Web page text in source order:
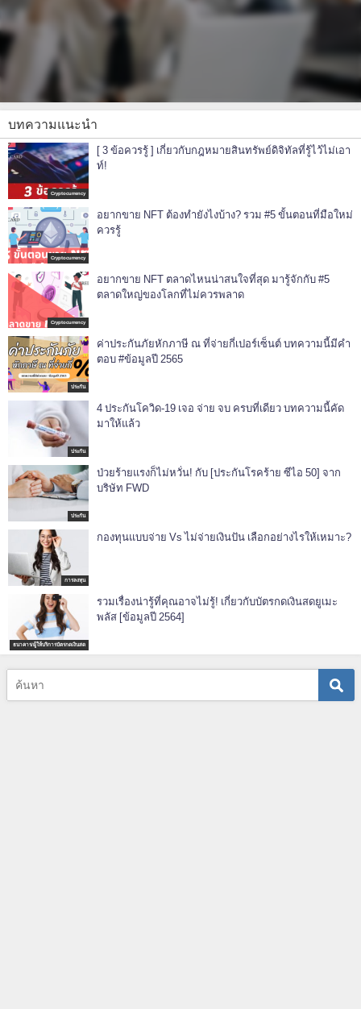
บทความแนะนำ
Cryptocurrency
[ 3 ข้อควรรู้ ] เกี่ยวกับกฎหมายสินทรัพย์ดิจิทัลที่รู้ไว้ไม่เอา
ท์!
Cryptocurrency
อยากขาย NFT ต้องทำยังไงบ้าง? รวม #5 ขั้นตอนที่มือใหม่
ควรรู้
Cryptocurrency
อยากขาย NFT ตลาดไหนน่าสนใจที่สุด มารู้จักกับ #5
ตลาดใหญ่ของโลกที่ไม่ควรพลาด
ประกัน
ค่าประกันภัยหักภาษี ณ ที่จ่ายกี่เปอร์เซ็นต์ บทความนี้มีคำ
ตอบ #ข้อมูลปี 2565
ประกัน
4 ประกันโควิด-19 เจอ จ่าย จบ ครบที่เดียว บทความนี้คัด
มาให้แล้ว
ประกัน
ป่วยร้ายแรงก็ไม่หวั่น! กับ [ประกันโรคร้าย ซีไอ 50] จาก
บริษัท FWD
การลงทุน
กองทุนแบบจ่าย Vs ไม่จ่ายเงินปัน เลือกอย่างไรให้เหมาะ?
ธนาคาร/ผู้ให้บริการบัตรกดเงินสด
รวมเรื่องน่ารู้ที่คุณอาจไม่รู้! เกี่ยวกับบัตรกดเงินสดยูเมะ
พลัส [ข้อมูลปี 2564]